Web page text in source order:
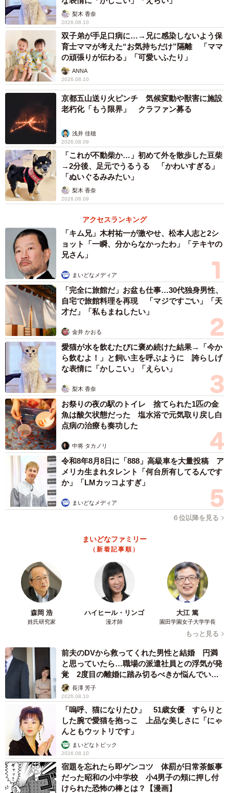
「肩かけバッグを購入した2年ほど前からお出かけではこの
スタイルです」
ーーロケットランチャースタイルを始めたきっかけは？
「夏は特に暑いのでバッグに入れながらも顔は出した方が
気持ちがいいよなぁっと思ったからです！それからは通行
人の反応が良かったため、かわいいのお裾分けをしてま
す！笑」
ーーロケットランチャー状態のきなこちゃんはどんな様子
なのでしょうか？
「いろんな匂いをかぎながら早く地面に降りたいって感じ
です」
ーー街ゆく人たちの反応は？
「すごくよく見かけるのは、カップルやご夫婦で歩いてい
る方で女性の方が先に気付いてびっくり😳したあとテンシ
ョン上がりながらパートナーに『みてみてみて！』と話し
かける姿ですね！」
ーーきなこちゃんは自分で歩いてお散歩するのも好きです
か？
「好きだと思います。たくさんマーキングします！笑」
2/3
自分で歩くのも大好きなきなこちゃん（提供：きなこ🐶🫰🍠@ポメ界の
橋本環奈さん）
梨木 香奈
2026.08.10
双子弟が手足口病に…→兄に感染しないよう保
育士ママが考えた“お気持ちだけ”隔離 「ママ
の頑張りが伝わる」「可愛いふたり」
ANNA
2026.08.10
京都五山送り火ピンチ 気候変動や獣害に施設
老朽化「もう限界」 クラファン募る
浅井 佳穂
2026.08.09
「これが不動柴か…」初めて外を散歩した豆柴
→2分後、足元でうるうる 「かわいすぎる」
「ぬいぐるみみたい」
梨木 香奈
2026.08.09
アクセスランキング
「キム兄」木村祐一が激やせ、松本人志と2シ
ョット「一瞬、分からなかったわ」「テキヤの
兄さん」
まいどなメディア
「完全に旅館だ」お盆も仕事…30代独身男性、
自宅で旅館料理を再現 「マジですごい」「天
才だ」「私もまねしたい」
金井 かおる
愛猫が水を飲むたびに褒め続けた結果→「今か
ら飲むよ！」と飼い主を呼ぶように 誇らしげ
な表情に「かしこい」「えらい」
梨木 香奈
お祭りの夜の駅のトイレ 捨てられた1匹の金
魚は酸欠状態だった 塩水浴で元気取り戻し白
点病の治療も奏功した
中将 タカノリ
令和8年8月8日に「888」高級車を大量投稿 ア
メリカ生まれタレント「何台所有してるんです
か」「LMカッコよすぎ」
まいどなメディア
６位以降を見る
まいどなファミリー
（新着記事順）
森岡 浩
姓氏研究家
ハイヒール・リンゴ
漫才師
大江 篤
園田学園女子大学学長
もっと見る
前夫のDVから救ってくれた男性と結婚 円満
と思っていたら…職場の派遣社員との浮気が発
覚 2度目の離婚に踏み切るべきか悩んでいま
す【夫婦関係修復カウンセラーが解説】
長澤 芳子
2026.08.10
「嗚呼、猫になりたひ」 51歳女優 すらりと
した腕で愛猫を抱っこ 上品な美しさに「にゃ
んともウットリです」
まいどなトピック
2026.08.10
宿題を忘れたら即ゲンコツ 体罰が日常茶飯事
だった昭和の小中学校 小4男子の頬に押し付
けられた恐怖の棒とは？【漫画】